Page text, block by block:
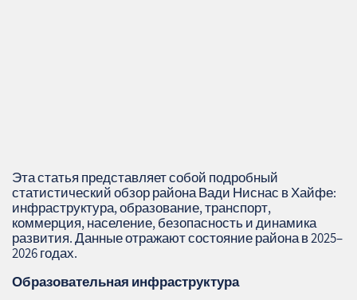
Эта статья представляет собой подробный
статистический обзор района Вади Ниснас в Хайфе:
инфраструктура, образование, транспорт,
коммерция, население, безопасность и динамика
развития. Данные отражают состояние района в 2025–
2026 годах.
Образовательная инфраструктура